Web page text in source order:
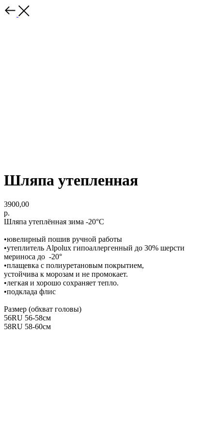
Шляпа утепленная
3900,00
р.
Шляпа утеплённая зима -20°C
•ювелирный пошив ручной работы
•утеплитель Alpolux гипоаллергенный до 30% шерсти
мериноса до -20°
•плащевка с полиуретановым покрытием,
устойчива к морозам и не промокает.
•легкая и хорошо сохраняет тепло.
•подклада флис
Размер (обхват головы)
56RU 56-58см
58RU 58-60см